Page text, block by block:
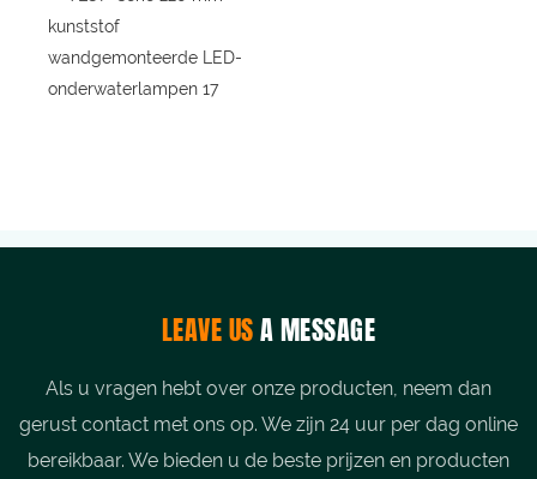
LEAVE USA MESSAGE
Als u vragen hebt over onze producten, neem dan
gerust contact met ons op. We zijn 24 uur per dag online
bereikbaar. We bieden u de beste prijzen en producten